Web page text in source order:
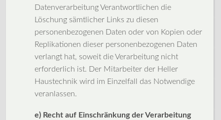
Datenverarbeitung Verantwortlichen die
Löschung sämtlicher Links zu diesen
personenbezogenen Daten oder von Kopien oder
Replikationen dieser personenbezogenen Daten
verlangt hat, soweit die Verarbeitung nicht
erforderlich ist. Der Mitarbeiter der Heller
Haustechnik wird im Einzelfall das Notwendige
veranlassen.
e) Recht auf Einschränkung der Verarbeitung